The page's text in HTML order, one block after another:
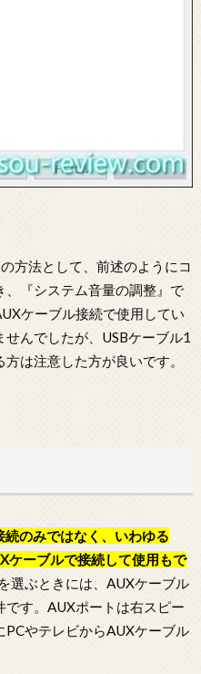
方法として、前述のようにコ
、『システム音量の調整』で
ケーブル接続で使用してい
んでしたが、USBケーブル1
は注意した方が良いです。
のみではなく、いわゆる
ケーブルで接続して使用もで
選ぶときには、AUXケーブル
す。AUXポートは右スピー
やテレビからAUXケーブル